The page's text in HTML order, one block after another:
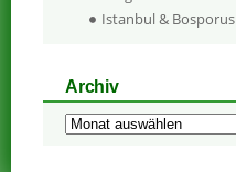
Istanbul & Bosporus
Archiv
Archiv